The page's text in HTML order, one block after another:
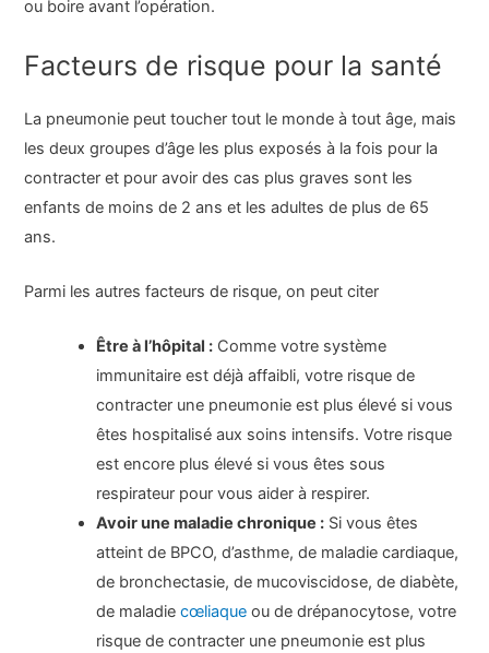
ou boire avant l’opération.
Facteurs de risque pour la santé
La pneumonie peut toucher tout le monde à tout âge, mais
les deux groupes d’âge les plus exposés à la fois pour la
contracter et pour avoir des cas plus graves sont les
enfants de moins de 2 ans et les adultes de plus de 65
ans.
Parmi les autres facteurs de risque, on peut citer
Être à l’hôpital : Comme votre système
immunitaire est déjà affaibli, votre risque de
contracter une pneumonie est plus élevé si vous
êtes hospitalisé aux soins intensifs. Votre risque
est encore plus élevé si vous êtes sous
respirateur pour vous aider à respirer.
Avoir une maladie chronique : Si vous êtes
atteint de BPCO, d’asthme, de maladie cardiaque,
de bronchectasie, de mucoviscidose, de diabète,
de maladiecœliaque ou de drépanocytose, votre
risque de contracter une pneumonie est plus